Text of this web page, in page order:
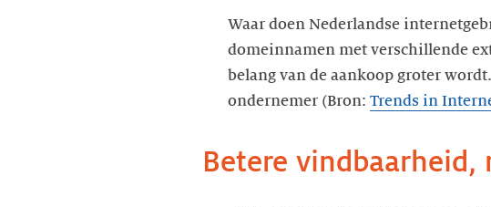
Waar doen Nederlandse
domeinnamen met verschillende
belang van de aankoop groter
ondernemer (Bron: Trends in
Betere vindbaarheid,